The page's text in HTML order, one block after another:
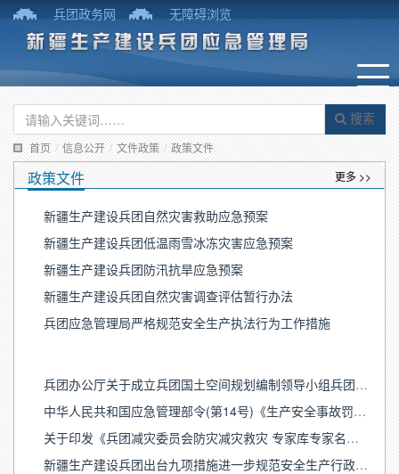
兵团政务网 无障碍浏览
搜索
首页 / 信息公开 / 文件政策 / 政策文件
政策文件 更多 >>
新疆生产建设兵团自然灾害救助应急预案
新疆生产建设兵团低温雨雪冰冻灾害应急预案
新疆生产建设兵团防汛抗旱应急预案
新疆生产建设兵团自然灾害调查评估暂行办法
兵团应急管理局严格规范安全生产执法行为工作措施
兵团办公厅关于成立兵团国土空间规划编制领导小组兵团药品集中采购和使用试点领导小组调整兵团安全生产委员会成员单位和组成人员的通知
中华人民共和国应急管理部令(第14号)《生产安全事故罚款处罚规定》
关于印发《兵团减灾委员会防灾减灾救灾 专家库专家名单》的通知
新疆生产建设兵团出台九项措施进一步规范安全生产行政执法工作